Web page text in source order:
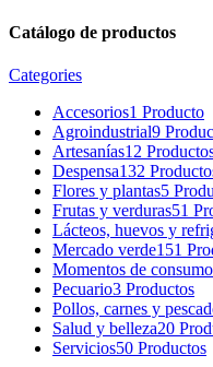
Catálogo de productos
Categories
Accesorios1 Producto
Agroindustrial9
Artesanías12
Despensa132
Flores y plantas5
Frutas y verduras51
Lácteos, huevos y
Mercado verde151
Momentos de consumo
Pecuario3 Productos
Pollos, carnes y
Salud y belleza20
Servicios50 Productos